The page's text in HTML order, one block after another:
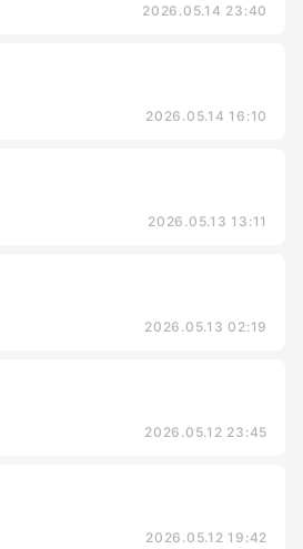
2026.05.14 23:40
2026.05.14 16:10
2026.05.13 13:11
2026.05.13 02:19
2026.05.12 23:45
2026.05.12 19:42